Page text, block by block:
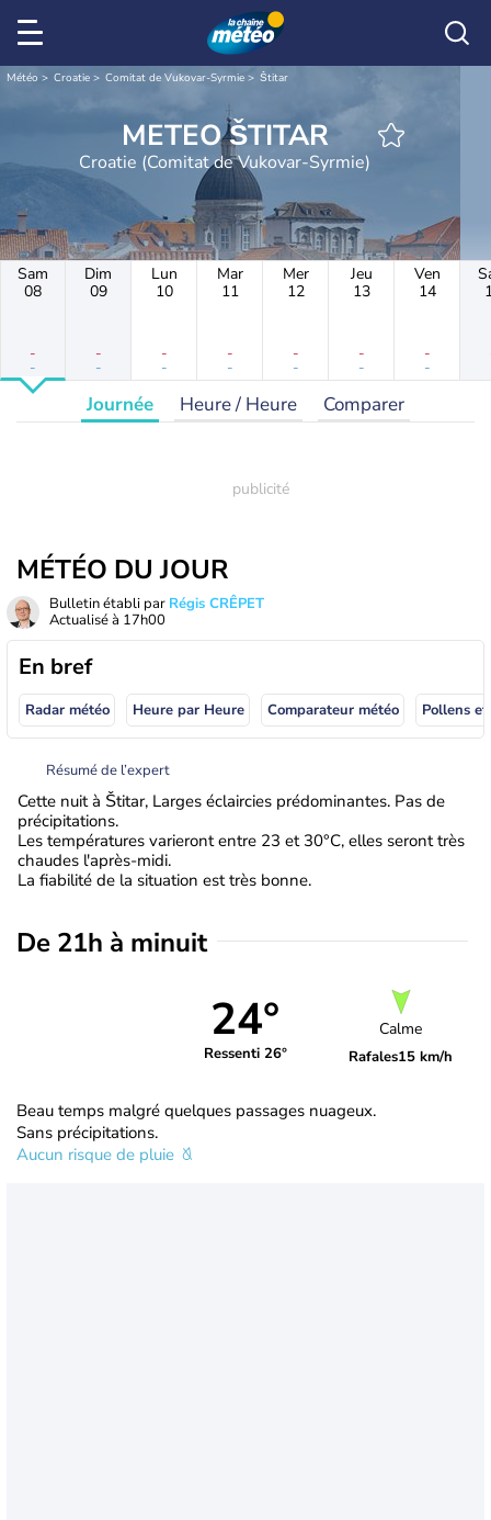
Météo Croatie Comitat de Vukovar-Syrmie Štitar
METEO ŠTITAR
Croatie (Comitat de Vukovar-Syrmie)
Sam
08
-
-
Dim
09
-
-
Lun
10
-
-
Mar
11
-
-
Mer
12
-
-
Jeu
13
-
-
Ven
14
-
-
Journée Heure / Heure Comparer
MÉTÉO DU JOUR
Bulletin établi par Régis CRÊPET
Actualisé à 17h00
En bref
Radar météo Heure par Heure Comparateur météo Pollens
Résumé de l’expert
Cette nuit à Štitar, Larges éclaircies prédominantes. Pas de
précipitations.
Les températures varieront entre 23 et 30°C, elles seront très
chaudes l'après-midi.
La fiabilité de la situation est très bonne.
De 21h à minuit
24°
Ressenti 26°
Calme
Rafales15 km/h
Beau temps malgré quelques passages nuageux.
Sans précipitations.
Aucun risque de pluie